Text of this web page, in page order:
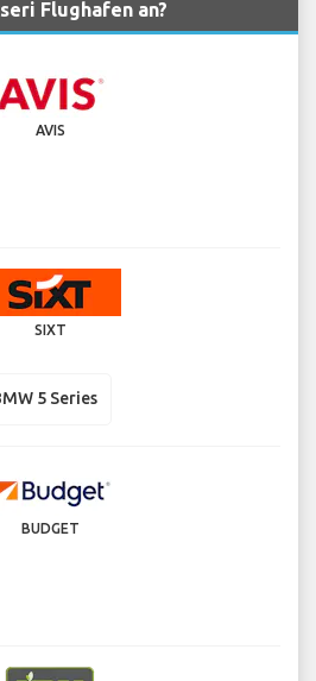
Flughafen an?
AVIS
SIXT
5 Series
BUDGET